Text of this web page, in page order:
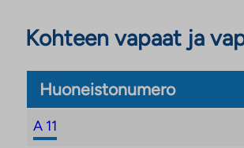
Kohteen vapaat ja
Huoneistonumero
A 11